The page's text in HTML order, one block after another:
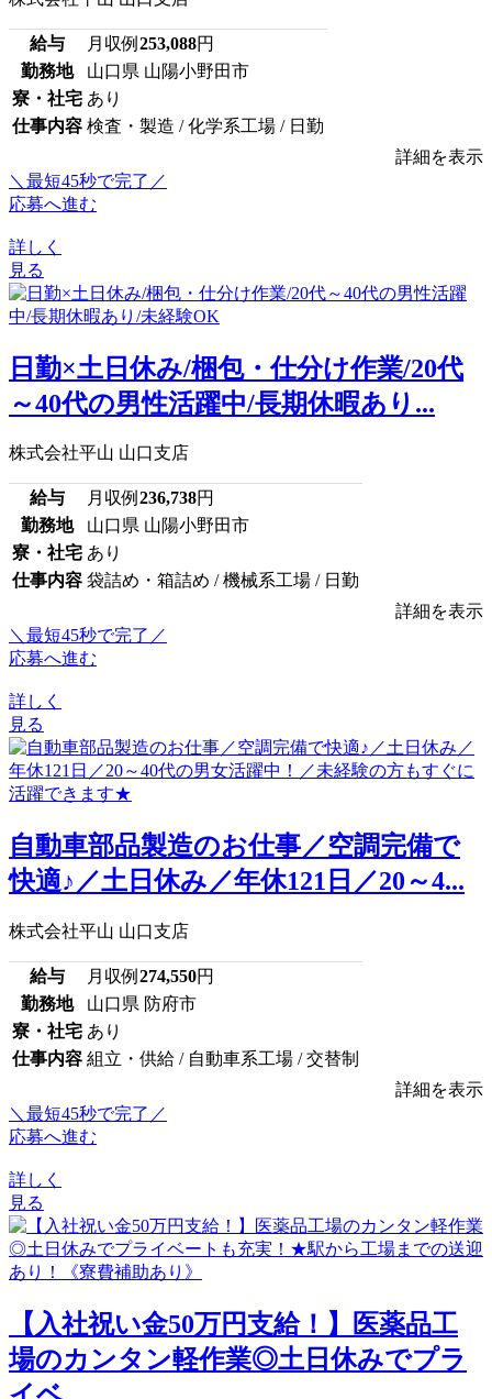
給与 月収例 253,088円
勤務地
山口県 山陽小野田市
寮・社宅 あり
仕事内容 検査・製造 / 化学系工場 / 日勤
詳細を表示
＼最短45秒で完了／
応募へ進む
詳しく
見る
日勤×土日休み/梱包・仕分け作業/20代
～40代の男性活躍中/長期休暇あり...
株式会社平山 山口支店
給与 月収例 236,738円
勤務地
山口県 山陽小野田市
寮・社宅 あり
仕事内容 袋詰め・箱詰め / 機械系工場 / 日勤
詳細を表示
＼最短45秒で完了／
応募へ進む
詳しく
見る
自動車部品製造のお仕事／空調完備で
快適♪／土日休み／年休121日／20～4...
株式会社平山 山口支店
給与 月収例 274,550円
勤務地
山口県 防府市
寮・社宅 あり
仕事内容 組立・供給 / 自動車系工場 / 交替制
詳細を表示
＼最短45秒で完了／
応募へ進む
詳しく
見る
【入社祝い金50万円支給！】医薬品工
場のカンタン軽作業◎土日休みでプラ